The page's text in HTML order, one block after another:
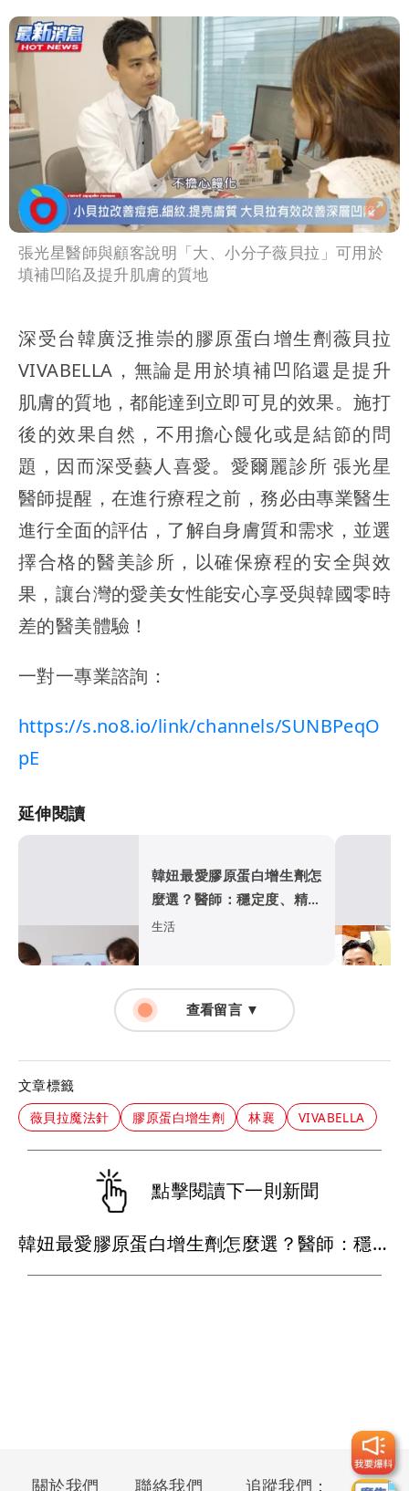
張光星醫師與顧客說明「大、小分子薇貝拉」可用於
填補凹陷及提升肌膚的質地
深受台韓廣泛推崇的膠原蛋白增生劑薇貝拉
VIVABELLA，無論是用於填補凹陷還是提升
肌膚的質地，都能達到立即可見的效果。施打
後的效果自然，不用擔心饅化或是結節的問
題，因而深受藝人喜愛。愛爾麗診所 張光星
醫師提醒，在進行療程之前，務必由專業醫生
進行全面的評估，了解自身膚質和需求，並選
擇合格的醫美診所，以確保療程的安全與效
果，讓台灣的愛美女性能安心享受與韓國零時
差的醫美體驗！
一對一專業諮詢：
https://s.no8.io/link/channels/SUNBPeqO
pE
延伸閱讀
韓妞最愛膠原蛋白增生劑怎
麼選？醫師：穩定度、精準
度是兩大關鍵
生活
查看留言 ▼
文章標籤
薇貝拉魔法針 膠原蛋白增生劑 林襄 VIVABELLA
點擊閱讀下一則新聞
韓妞最愛膠原蛋白增生劑怎麼選？醫師：穩定度、精準度是兩大關鍵
關於我們 聯絡我們 追蹤我們：